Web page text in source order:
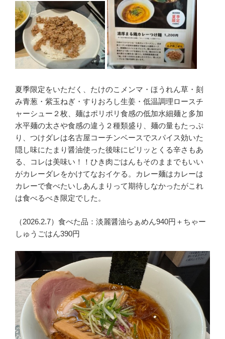
夏季限定をいただく、たけのこメンマ・ほうれん草・刻
み青葱・紫玉ねぎ・すりおろし生姜・低温調理ロースチ
ャーシュー２枚、麺はポリポリ食感の低加水細麺と多加
水平麺の太さや食感の違う２種類盛り、麺の量もたっぷ
り、つけダレは名古屋コーチンベースでスパイス効いた
隠し味にたまり醤油使った後味にピリッとくる辛さもあ
る、コレは美味い！！ひき肉ごはんもそのままでもいい
がカレーダレをかけてなおイケる。カレー麺はカレーは
カレーで食べたいしあんまりって期待しなかったがこれ
は食べるべき限定でした。
（2026.2.7）食べた品：淡麗醤油らぁめん940円＋ちゃー
しゅうごはん390円